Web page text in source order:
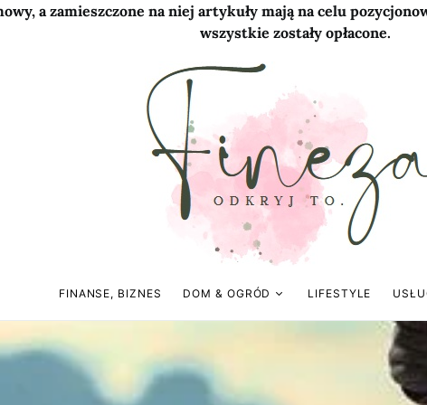
a zamieszczone na niej artykuły mają na celu
wszystkie zostały opłacone.
FINANSE, BIZNES DOM & OGRÓD LIFESTYLE